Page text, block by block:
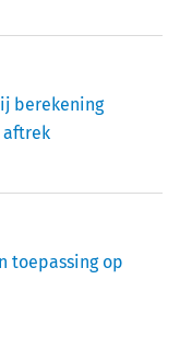
berekening
aftrek
toepassing op